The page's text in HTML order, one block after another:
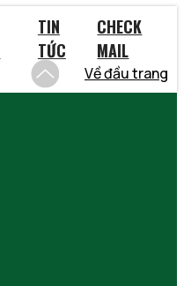
TIN
TỨC
CHECK
MAIL
Về đầu trang